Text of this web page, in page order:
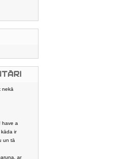
nekā
have a
ir
un tā
ar